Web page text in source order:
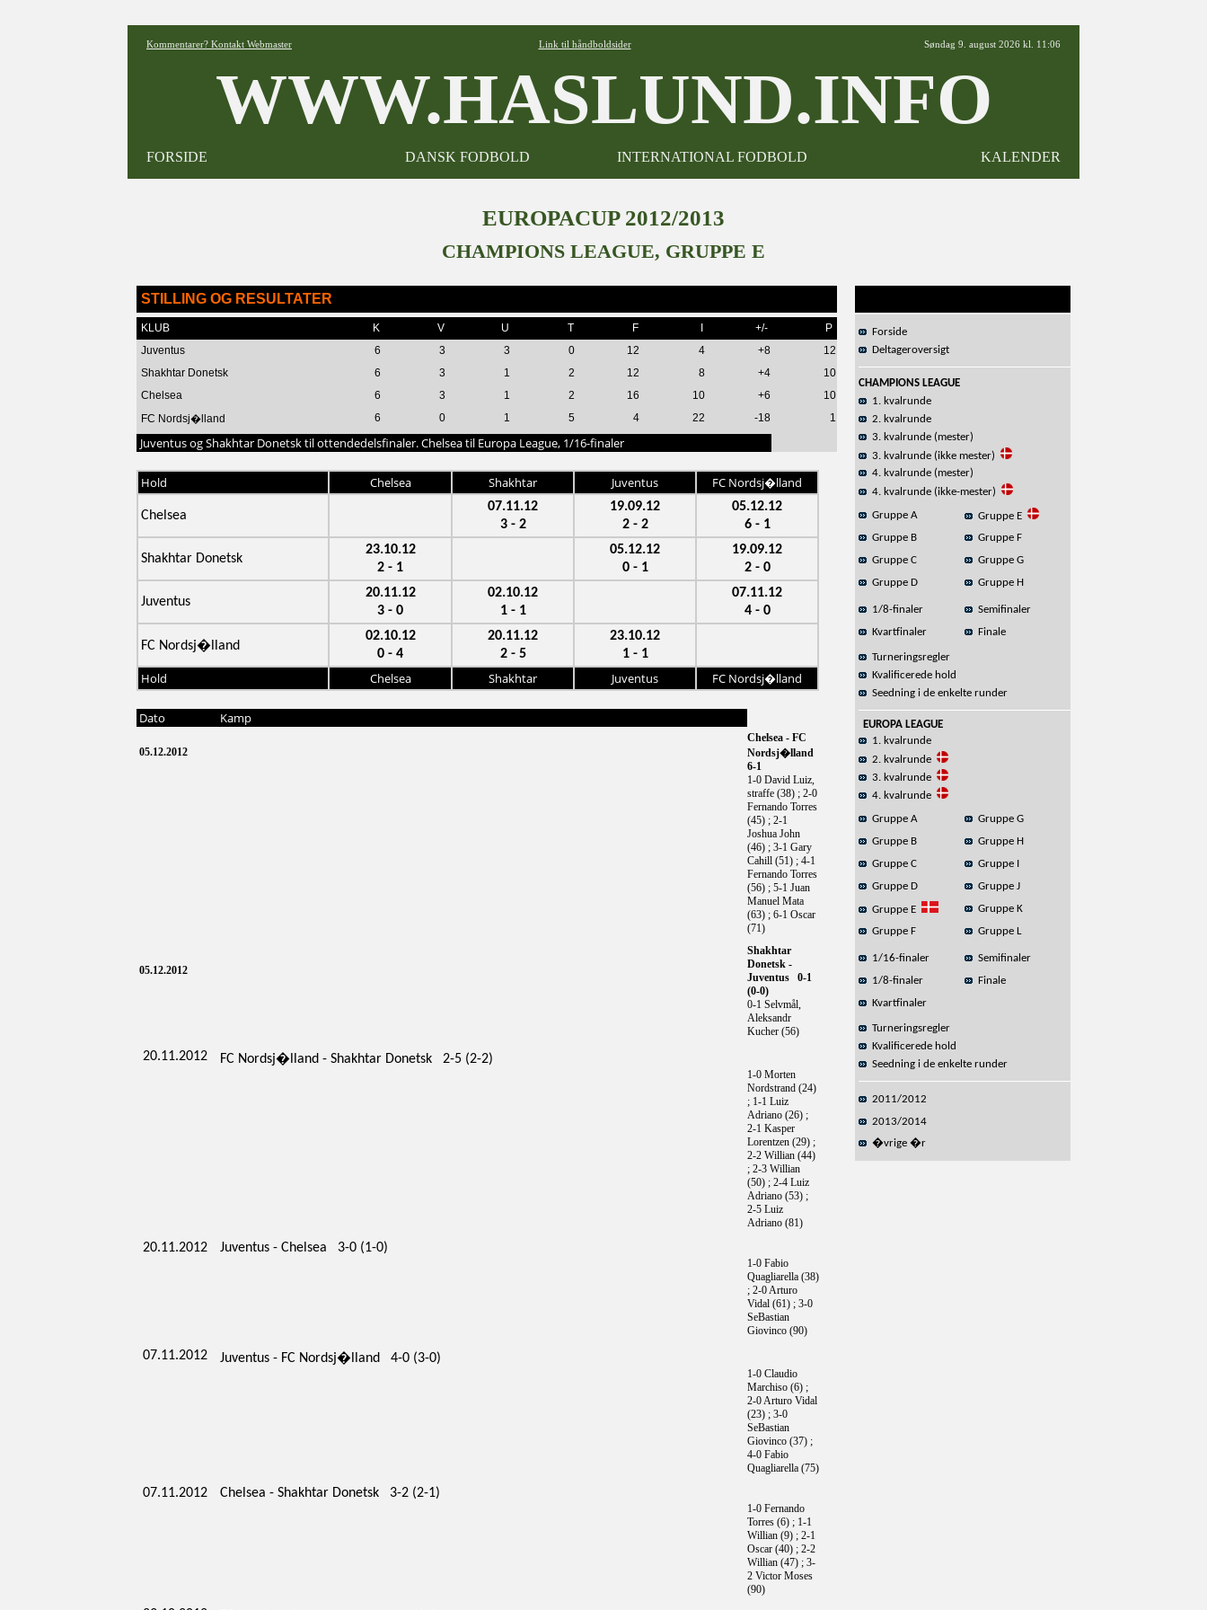
Kommentarer? Kontakt Webmaster Link til håndboldsider Søndag 9. august 2026 kl. 11:06
WWW.HASLUND.INFO
FORSIDE DANSK FODBOLD INTERNATIONAL FODBOLD KALENDER
EUROPACUP 2012/2013
CHAMPIONS LEAGUE, GRUPPE E
STILLING OG RESULTATER
KLUB K V U T F +/-
P
Juventus
6 3 3 0 12 4 +8
12
Shakhtar Donetsk
6 3 1 2 12 8 +4
10
Chelsea
6 3 1 2 16 10 +6
10
FC Nordsj�lland
6 0 1 5 4 22 -18 1
Juventus og Shakhtar Donetsk til ottendedelsfinaler. Chelsea til Europa League, 1/16-finaler
Hold Chelsea Shakhtar Juventus FC Nordsj�lland
Chelsea
07.11.12
3 - 2
19.09.12
2 - 2
05.12.12
6 - 1
Shakhtar Donetsk
23.10.12
2 - 1
05.12.12
0 - 1
19.09.12
2 - 0
Juventus
20.11.12
3 - 0
02.10.12
1 - 1
07.11.12
4 - 0
FC Nordsj�lland
02.10.12
0 - 4
20.11.12
2 - 5
23.10.12
1 - 1
Hold Chelsea Shakhtar Juventus FC Nordsj�lland
Dato Kamp
05.12.2012
Chelsea - FC
Nordsj�lland
6-1
1-0 David Luiz,
straffe (38) ; 2-0
Fernando Torres
(45) ; 2-1
Joshua John
(46) ; 3-1 Gary
Cahill (51) ; 4-1
Fernando Torres
(56) ; 5-1 Juan
Manuel Mata
(63) ; 6-1 Oscar
(71)
05.12.2012
Shakhtar
Donetsk -
Juventus 0-1
(0-0)
0-1 Selvmål,
Aleksandr
Kucher (56)
20.11.2012 FC Nordsj�lland - Shakhtar Donetsk 2-5 (2-2)
1-0 Morten
Nordstrand (24)
; 1-1 Luiz
Adriano (26) ;
2-1 Kasper
Lorentzen (29) ;
2-2 Willian (44)
; 2-3 Willian
(50) ; 2-4 Luiz
Adriano (53) ;
2-5 Luiz
Adriano (81)
20.11.2012 Juventus - Chelsea 3-0 (1-0)
1-0 Fabio
Quagliarella (38)
; 2-0 Arturo
Vidal (61) ; 3-0
SeBastian
Giovinco (90)
07.11.2012 Juventus - FC Nordsj�lland 4-0 (3-0)
1-0 Claudio
Marchiso (6) ;
2-0 Arturo Vidal
(23) ; 3-0
SeBastian
Giovinco (37) ;
4-0 Fabio
Quagliarella (75)
07.11.2012 Chelsea - Shakhtar Donetsk 3-2 (2-1)
1-0 Fernando
Torres (6) ; 1-1
Willian (9) ; 2-1
Oscar (40) ; 2-2
Willian (47) ; 3-
2 Victor Moses
(90)
Forside
Deltageroversigt
CHAMPIONS LEAGUE
1. kvalrunde
2. kvalrunde
3. kvalrunde (mester)
3. kvalrunde (ikke mester)
4. kvalrunde (mester)
4. kvalrunde (ikke-mester)
Gruppe A
Gruppe E
Gruppe B
Gruppe F
Gruppe C
Gruppe G
Gruppe D
Gruppe H
1/8-finaler
Semifinaler
Kvartfinaler
Finale
Turneringsregler
Kvalificerede hold
Seedning i de enkelte runder
EUROPA LEAGUE
1. kvalrunde
2. kvalrunde
3. kvalrunde
4. kvalrunde
Gruppe A
Gruppe G
Gruppe B
Gruppe H
Gruppe C
Gruppe I
Gruppe D
Gruppe J
Gruppe E
Gruppe K
Gruppe F
Gruppe L
1/16-finaler
Semifinaler
1/8-finaler
Finale
Kvartfinaler
Turneringsregler
Kvalificerede hold
Seedning i de enkelte runder
2011/2012
2013/2014
�vrige �r